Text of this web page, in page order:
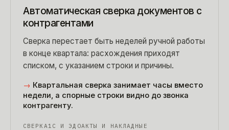
Автоматическая сверка документов с
контрагентами
Сверка перестает быть неделей ручной работы
в конце квартала: расхождения приходят
списком, с указанием строки и причины.
→ Квартальная сверка занимает часы вместо
недели, а спорные строки видно до звонка
контрагенту.
СВЕРКА1С И ЭДОАКТЫ И НАКЛАДНЫЕ